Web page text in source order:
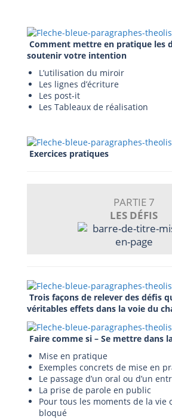
Comment mettre en pratique les
soutenir votre intention
L’utilisation du miroir
Les lignes d’écriture
Les post-it
Les Tableaux de réalisation
Exercices pratiques
PARTIE 7
LES DÉFIS
Trois façons de relever des défis
véritables effets dans la voie du
Faire comme si – Se mettre dans
Mise en pratique
Exemples concrets de mise en
Le passage d’un oral ou d’un
La prise de parole en public
Pour tous les moments de la vie
bloqué